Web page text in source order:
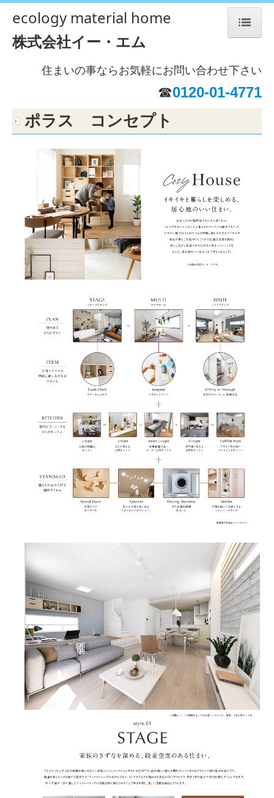
ホーム
３つのこだわり
施工事例
お客様の声
住宅ローン金利優遇
プライバシーポリシー
ecology material home
株式会社イー・エム
住まいの事ならお気軽にお問い合わせ下さい
☎0120-01-4771
ポラス コンセプト